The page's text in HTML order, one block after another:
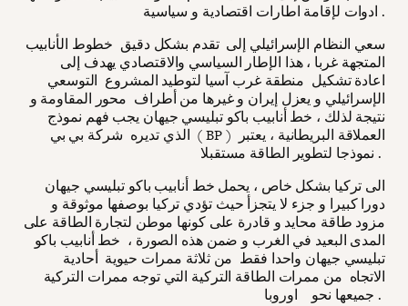
ادوات لإقامة اطارات اقتصادية و سياسية .
سعي النظام الإسرائيلي إلى تقدم بشكل دقيق خطوط الأنابيب
المتجهة غربا ، هذا الإطار السياسي والاقتصادي يهدف إلى
اعادة تشكيل منطقة غرب آسيا لتوطيد المشروع التوسعي
الإسرائيلي و يعزل إيران و غيرها من أطراف محور المقاومة و
نتيجة لذلك ، خط أنابيب باكو تبليسي جيهان يجب فهم نموذج
الذي تديره شركة بي بي ( BP ) العملاقة البريطانية ، يعتبر
نموذجا لتطوير الطاقة مستقبلا .
الى تركيا بشكل خاص ، يحمل خط أنابيب باكو تبليسي جيهان
دورا كبيرا و جزء لا يتجزأ حيث تؤدي تركيا بوصفها موثوقة و
مزود طاقة محايد و قادرة على كونها موطن لتجارة الطاقة على
المدى البعيد في الغرب و ضمن هذه الصورة ، خط أنابيب باكو
تبليسي جيهان واحدا فقط من ثلاثة ممرات حيوية أحادية
الاتجاه من ممرات الطاقة التركية التي توجه ممرات التركية
جميعها نحو اوروبا .